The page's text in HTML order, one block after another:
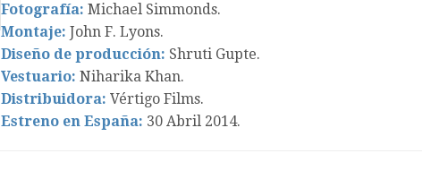
Fotografía: Michael Simmonds.
Montaje: John F. Lyons.
Diseño de producción: Shruti Gupte.
Vestuario: Niharika Khan.
Distribuidora: Vértigo Films.
Estreno en España: 30 Abril 2014.